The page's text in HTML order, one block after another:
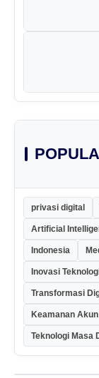
privasi digital
Artificial
Indonesia
Inovasi
Transformasi
Keamanan Akun
Teknologi Masa